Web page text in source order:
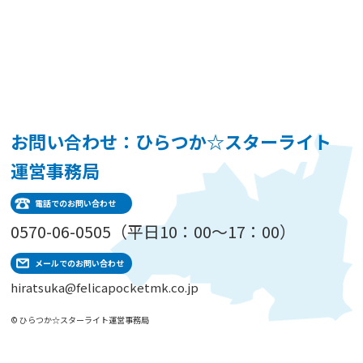
お問い合わせ：ひらつか☆スターライト
運営事務局
電話でのお問い合わせ
0570-06-0505（平日10：00～17：00）
メールでのお問い合わせ
hiratsuka@felicapocketmk.co.jp
© ひらつか☆スターライト運営事務局